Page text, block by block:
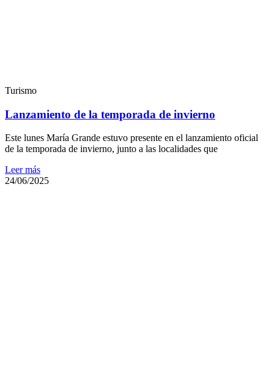
Turismo
Lanzamiento de la temporada de invierno
Este lunes María Grande estuvo presente en el lanzamiento oficial
de la temporada de invierno, junto a las localidades que
Leer más
24/06/2025